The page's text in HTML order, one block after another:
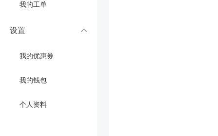
我的工单
设置
我的优惠券
我的钱包
个人资料